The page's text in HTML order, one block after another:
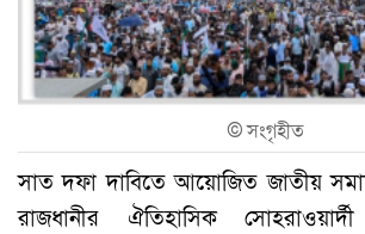
©সংগৃহীত
সাত দফা দাবিতে আয়োজিত জাতীয়
রাজধানীর ঐতিহাসিক